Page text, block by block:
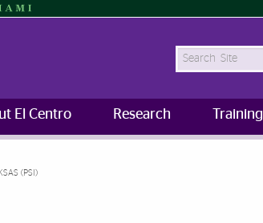
Search Site
El Centro Research Training
(PSI)